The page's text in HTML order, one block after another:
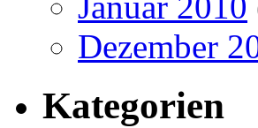
Dezember
Kategorien